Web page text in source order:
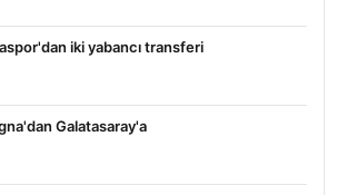
iki yabancı transferi
Galatasaray'a